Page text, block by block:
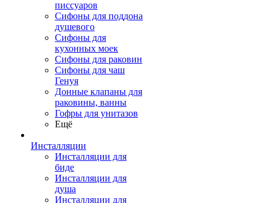
писсуаров
Сифоны для поддона
душевого
Сифоны для
кухонных моек
Сифоны для раковин
Сифоны для чаш
Генуя
Донные клапаны для
раковины, ванны
Гофры для унитазов
Ещё
Инсталляции
Инсталляции для
биде
Инсталляции для
душа
Инсталляции для